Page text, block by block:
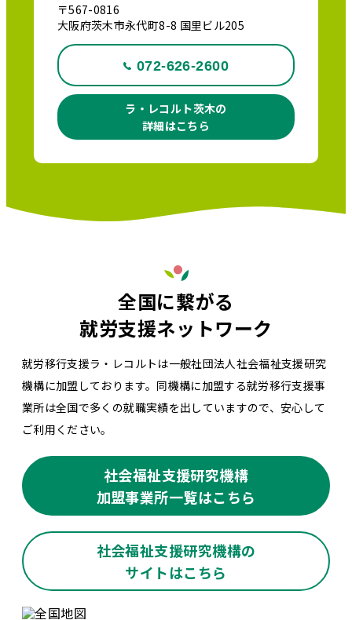
〒567-0816
大阪府茨木市永代町8-8 国里ビル205
072-626-2600
ラ・レコルト茨木の
詳細はこちら
全国に繋がる
就労支援ネットワーク
就労移行支援ラ・レコルトは一般社団法人社会福祉支援研究
機構に加盟しております。同機構に加盟する就労移行支援事
業所は全国で多くの就職実績を出していますので、安心して
ご利用ください。
社会福祉支援研究機構
加盟事業所一覧はこちら
社会福祉支援研究機構の
サイトはこちら